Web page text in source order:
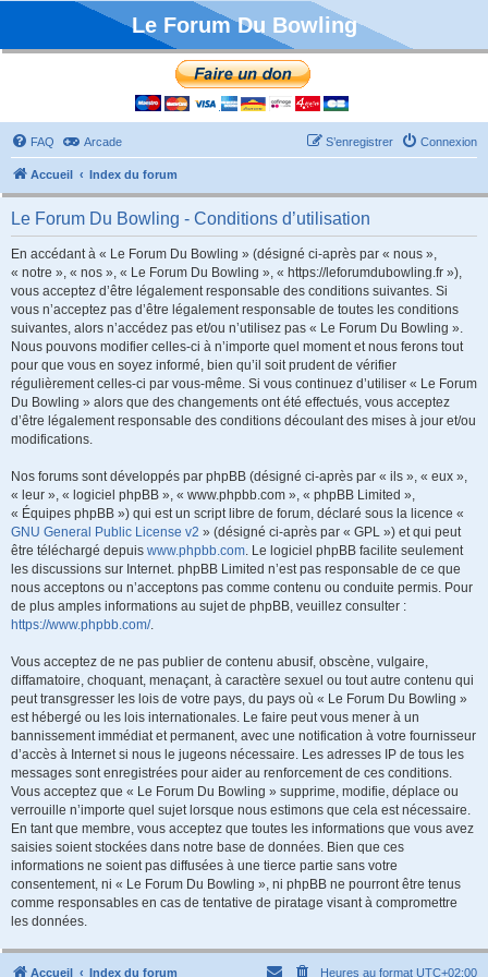
Le Forum Du Bowling
FAQ Arcade Connexion
S’enregistrer
Accueil Index du forum
Le Forum Du Bowling - Conditions d’utilisation
En accédant à « Le Forum Du Bowling » (désigné ci-après par « nous »,
« notre », « nos », « Le Forum Du Bowling », « https://leforumdubowling.fr »),
vous acceptez d’être légalement responsable des conditions suivantes. Si
vous n’acceptez pas d’être légalement responsable de toutes les conditions
suivantes, alors n’accédez pas et/ou n’utilisez pas « Le Forum Du Bowling ».
Nous pouvons modifier celles-ci à n’importe quel moment et nous ferons tout
pour que vous en soyez informé, bien qu’il soit prudent de vérifier
régulièrement celles-ci par vous-même. Si vous continuez d’utiliser « Le Forum
Du Bowling » alors que des changements ont été effectués, vous acceptez
d’être légalement responsable des conditions découlant des mises à jour et/ou
modifications.
Nos forums sont développés par phpBB (désigné ci-après par « ils », « eux »,
« leur », « logiciel phpBB », « www.phpbb.com », « phpBB Limited »,
« Équipes phpBB ») qui est un script libre de forum, déclaré sous la licence «
GNU General Public License v2 » (désigné ci-après par « GPL ») et qui peut
être téléchargé depuis www.phpbb.com. Le logiciel phpBB facilite seulement
les discussions sur Internet. phpBB Limited n’est pas responsable de ce que
nous acceptons ou n’acceptons pas comme contenu ou conduite permis. Pour
de plus amples informations au sujet de phpBB, veuillez consulter :
https://www.phpbb.com/.
Vous acceptez de ne pas publier de contenu abusif, obscène, vulgaire,
diffamatoire, choquant, menaçant, à caractère sexuel ou tout autre contenu qui
peut transgresser les lois de votre pays, du pays où « Le Forum Du Bowling »
est hébergé ou les lois internationales. Le faire peut vous mener à un
bannissement immédiat et permanent, avec une notification à votre fournisseur
d’accès à Internet si nous le jugeons nécessaire. Les adresses IP de tous les
messages sont enregistrées pour aider au renforcement de ces conditions.
Vous acceptez que « Le Forum Du Bowling » supprime, modifie, déplace ou
verrouille n’importe quel sujet lorsque nous estimons que cela est nécessaire.
En tant que membre, vous acceptez que toutes les informations que vous avez
saisies soient stockées dans notre base de données. Bien que ces
informations ne soient pas diffusées à une tierce partie sans votre
consentement, ni « Le Forum Du Bowling », ni phpBB ne pourront être tenus
comme responsables en cas de tentative de piratage visant à compromettre
les données.
Accueil Index du forum Heures au format UTC+02:00